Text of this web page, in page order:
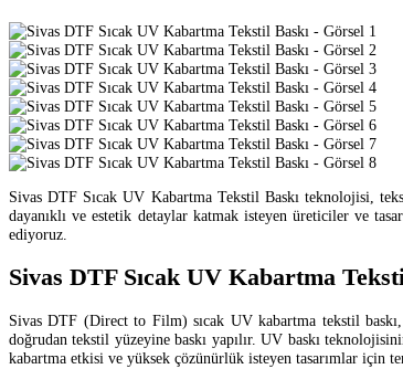
Sivas DTF Sıcak UV Kabartma Tekstil Baskı teknolojisi,
dayanıklı ve estetik detaylar katmak isteyen üreticiler ve
ediyoruz.
Sivas DTF Sıcak UV Kabartma
Sivas DTF (Direct to Film) sıcak UV kabartma tekstil
doğrudan tekstil yüzeyine baskı yapılır. UV baskı
kabartma etkisi ve yüksek çözünürlük isteyen tasarımlar için